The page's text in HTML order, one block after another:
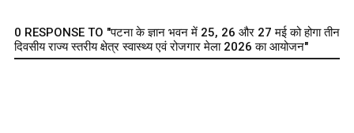
0 RESPONSE TO "पटना के ज्ञान भवन में 25, 26 और 27 मई को होगा तीन
दिवसीय राज्य स्तरीय क्षेत्र स्वास्थ्य एवं रोजगार मेला 2026 का आयोजन"